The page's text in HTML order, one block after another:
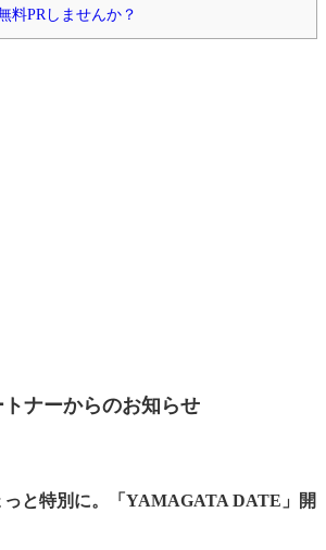
料PRしませんか？
ナーからのお知らせ
っと特別に。「YAMAGATA DATE」開